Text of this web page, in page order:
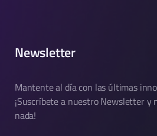
Newsletter
Mantente al día con las últimas
¡Suscríbete a nuestro Newsletter y
nada!